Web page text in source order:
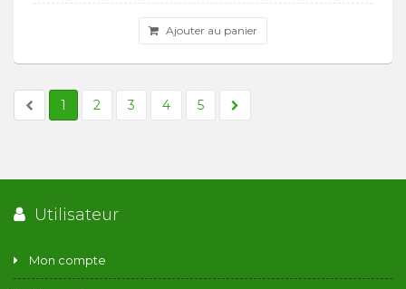
Ajouter au panier
1 2 3 4 5
Utilisateur
Mon compte